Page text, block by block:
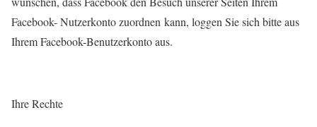
Facebook- Nutzerkonto zuordnen kann, loggen Sie sich bitte aus
Ihrem Facebook-Benutzerkonto aus.
Ihre Rechte